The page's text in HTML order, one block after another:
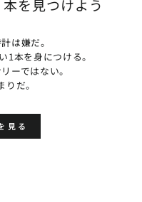
を見つけよう
は嫌だ。
1本を身につける。
ーではない。
だ。
見る